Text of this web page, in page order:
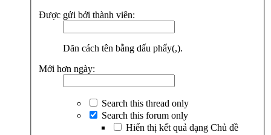
Được gửi bởi thành viên:
Dãn cách tên bằng dấu phẩy(,).
Mới hơn ngày:
Search this thread only
Search this forum only
Hiển thị kết quả dạng Chủ đề